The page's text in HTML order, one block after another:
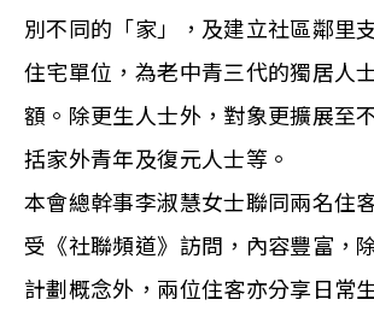
別不同的「家」，及建立社區鄰里
住宅單位，為老中青三代的獨居人
額。除更生人士外，對象更擴展至
括家外青年及復元人士等。
本會總幹事李淑慧女士聯同兩名住
受《社聯頻道》訪問，內容豐富，
計劃概念外，兩位住客亦分享日常